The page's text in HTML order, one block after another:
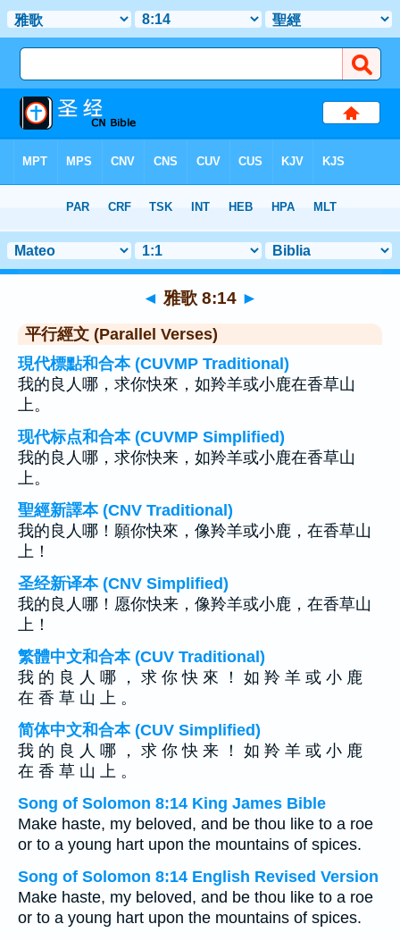
> 聖經金句 14
◄ 雅歌 8:14 ►
平行經文 (Parallel Verses)
現代標點和合本 (CUVMP Traditional)
我的良人哪，求你快來，如羚羊或小鹿在香草山
上。
现代标点和合本 (CUVMP Simplified)
我的良人哪，求你快来，如羚羊或小鹿在香草山
上。
聖經新譯本 (CNV Traditional)
我的良人哪！願你快來，像羚羊或小鹿，在香草山
上！
圣经新译本 (CNV Simplified)
我的良人哪！愿你快来，像羚羊或小鹿，在香草山
上！
繁體中文和合本 (CUV Traditional)
我 的 良 人 哪 ， 求 你 快 來 ！ 如 羚 羊 或 小 鹿
在 香 草 山 上 。
简体中文和合本 (CUV Simplified)
我 的 良 人 哪 ， 求 你 快 来 ！ 如 羚 羊 或 小 鹿
在 香 草 山 上 。
Song of Solomon 8:14 King James Bible
Make haste, my beloved, and be thou like to a roe
or to a young hart upon the mountains of spices.
Song of Solomon 8:14 English Revised Version
Make haste, my beloved, and be thou like to a roe
or to a young hart upon the mountains of spices.